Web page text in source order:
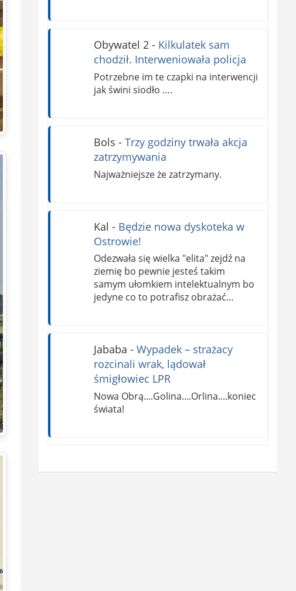
Obywatel 2- Kilkulatek sam
chodził. Interweniowała policja
Potrzebne im te czapki na interwencji
jak świni siodło ….
Bols - Trzy godziny trwała akcja
zatrzymywania
Najważniejsze że zatrzymany.
Kal - Będzie nowa dyskoteka w
Ostrowie!
Odezwała się wielka "elita" zejdź na
ziemię bo pewnie jesteś takim
samym ułomkiem intelektualnym bo
jedyne co to potrafisz obrażać…
Jababa - Wypadek – strażacy
rozcinali wrak, lądował
śmigłowiec LPR
Nowa Obrą....Golina....Orlina....koniec
świata!